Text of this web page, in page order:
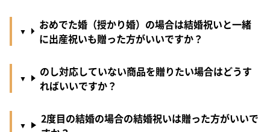
おめでた婚（授かり婚）の場合は結婚祝いと一緒
に出産祝いも贈った方がいいですか？
のし対応していない商品を贈りたい場合はどうす
ればいいですか？
2度目の結婚の場合の結婚祝いは贈った方がいいで